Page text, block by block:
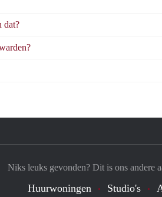
dat?
Niks leuks gevonden? Dit is ons andere
Huurwoningen Studio's